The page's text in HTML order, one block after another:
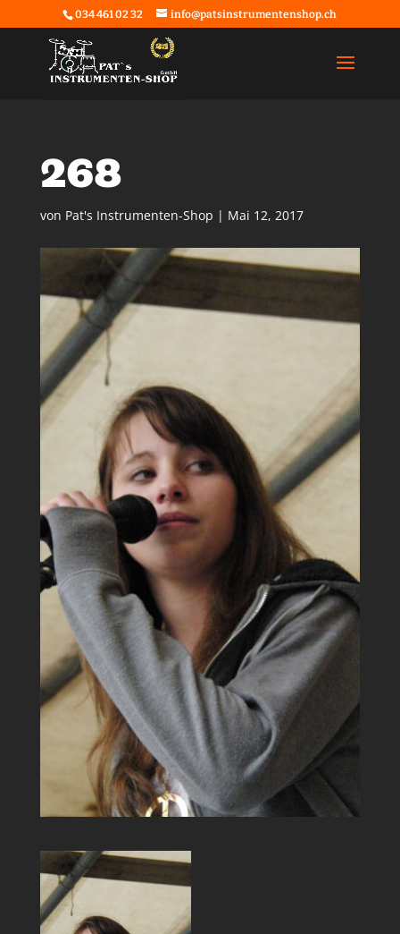
034 461 02 32 info@patsinstrumentenshop.ch
268
von Pat's Instrumenten-Shop | Mai 12, 2017